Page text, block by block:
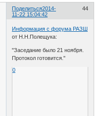
Поделиться 44
2014-
11-22 15:04:42
Информация с форума РАЗШ
от Н.Н.Полещука:
"Заседание было 21 ноября.
Протокол готовится."
0